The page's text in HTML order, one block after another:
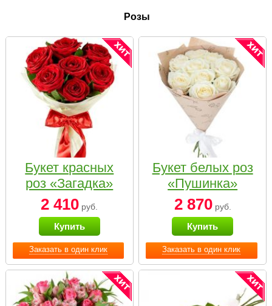
Розы
Заказать в один клик
Букет красных
роз «Загадка»
2 410 руб.
Купить
Заказать в один клик
Букет белых роз
«Пушинка»
2 870руб.
Купить